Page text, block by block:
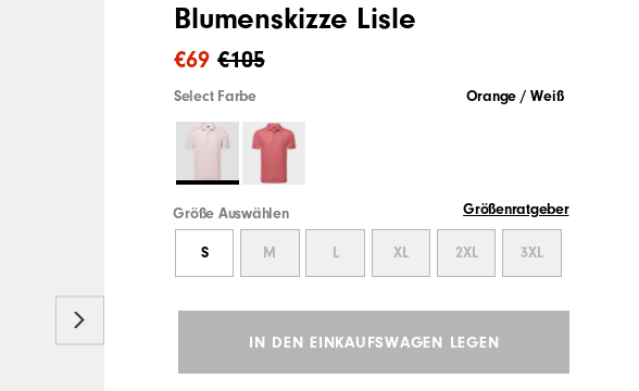
Blumenskizze Lisle
€105
€69
Select Farbe Orange / Weiß
Größe Auswählen Größenratgeber
S M L XL 2XL 3XL
IN DEN EINKAUFSWAGEN LEGEN